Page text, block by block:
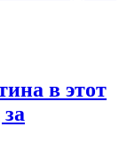
в этот